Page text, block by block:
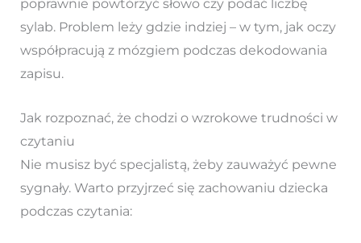
poprawnie powtórzyć słowo czy podać liczbę
sylab. Problem leży gdzie indziej – w tym, jak oczy
współpracują z mózgiem podczas dekodowania
zapisu.
Jak rozpoznać, że chodzi o wzrokowe trudności w
czytaniu
Nie musisz być specjalistą, żeby zauważyć pewne
sygnały. Warto przyjrzeć się zachowaniu dziecka
podczas czytania: